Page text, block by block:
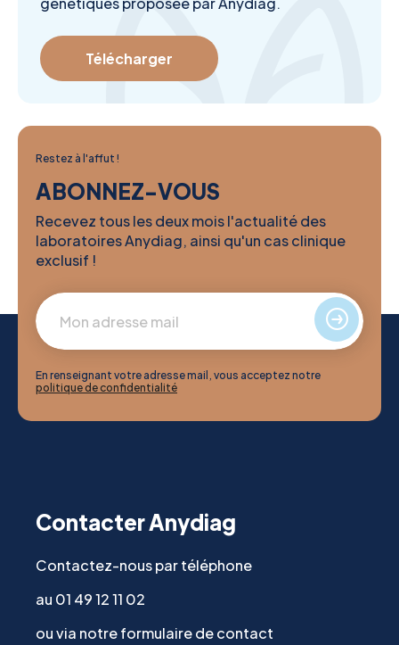
Télécharger
Restez à l'affut !
ABONNEZ-VOUS
Recevez tous les deux mois l'actualité des
laboratoires Anydiag, ainsi qu'un cas clinique
exclusif !
En renseignant votre adresse mail, vous acceptez notre
politique de confidentialité
Contacter Anydiag
Contactez-nous par téléphone
au 01 49 12 11 02
ou via notre formulaire de contact